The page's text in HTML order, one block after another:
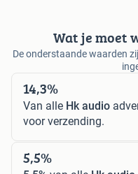
Wat je moet
De onderstaande waarden
14,3%
Van alle Hk audio
voor verzending.
5,5%